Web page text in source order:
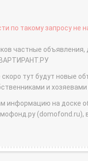
по такому запросу не
частные
тут будут новые
и
информацию на доске
(domofond.ru), в